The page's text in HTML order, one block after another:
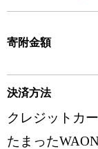
寄附金額
決済方法
クレジットカ
たまった